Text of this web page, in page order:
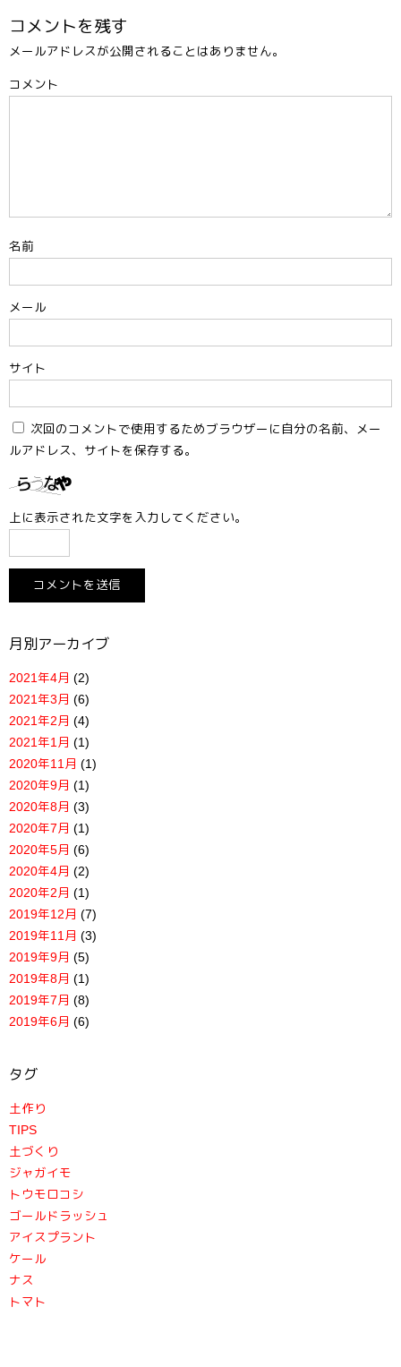
k
コメントを残す
メールアドレスが公開されることはありません。
コメント
名前
メール
サイト
次回のコメントで使用するためブラウザーに自分の名前、メー
ルアドレス、サイトを保存する。
上に表示された文字を入力してください。
月別アーカイブ
2021年4月 (2)
2021年3月 (6)
2021年2月 (4)
2021年1月 (1)
2020年11月 (1)
2020年9月 (1)
2020年8月 (3)
2020年7月 (1)
2020年5月 (6)
2020年4月 (2)
2020年2月 (1)
2019年12月 (7)
2019年11月 (3)
2019年9月 (5)
2019年8月 (1)
2019年7月 (8)
2019年6月 (6)
タグ
土作り
TIPS
土づくり
ジャガイモ
トウモロコシ
ゴールドラッシュ
アイスプラント
ケール
ナス
トマト